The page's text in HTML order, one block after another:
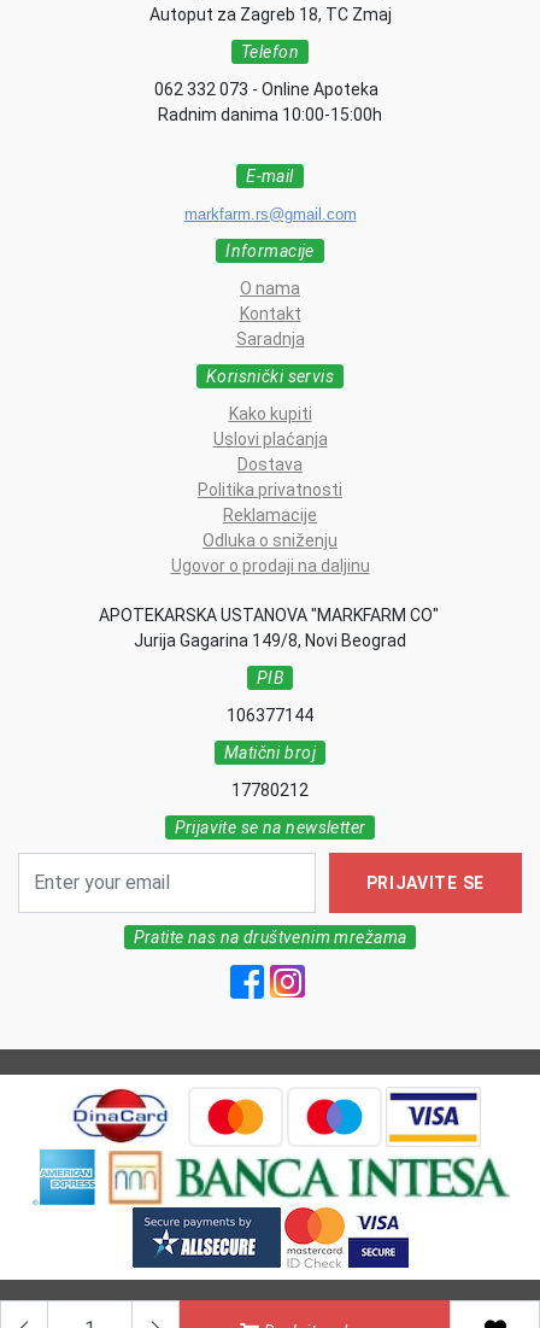
Autoput za Zagreb 18, TC Zmaj
Telefon
062 332 073 - Online Apoteka
Radnim danima 10:00-15:00h
E-mail
markfarm.rs@gmail.com
Informacije
O nama
Kontakt
Saradnja
Korisnički servis
Kako kupiti
Uslovi plaćanja
Dostava
Politika privatnosti
Reklamacije
Odluka o sniženju
Ugovor o prodaji na daljinu
APOTEKARSKA USTANOVA "MARKFARM CO"
Jurija Gagarina 149/8, Novi Beograd
PIB
106377144
Matični broj
17780212
Prijavite se na newsletter
PRIJAVITE SE
Pratite nas na društvenim mrežama